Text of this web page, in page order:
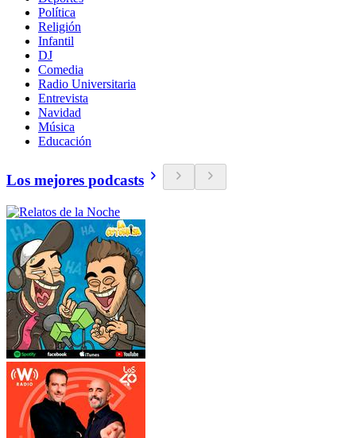
Política
Religión
Infantil
DJ
Comedia
Radio Universitaria
Entrevista
Navidad
Música
Educación
Los mejores podcasts